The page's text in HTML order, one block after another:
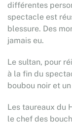
différentes
spectacle est
blessure. Des
jamais eu.
Le sultan, pour
à la fin du
boubou noir et
Les taureaux du
le chef des